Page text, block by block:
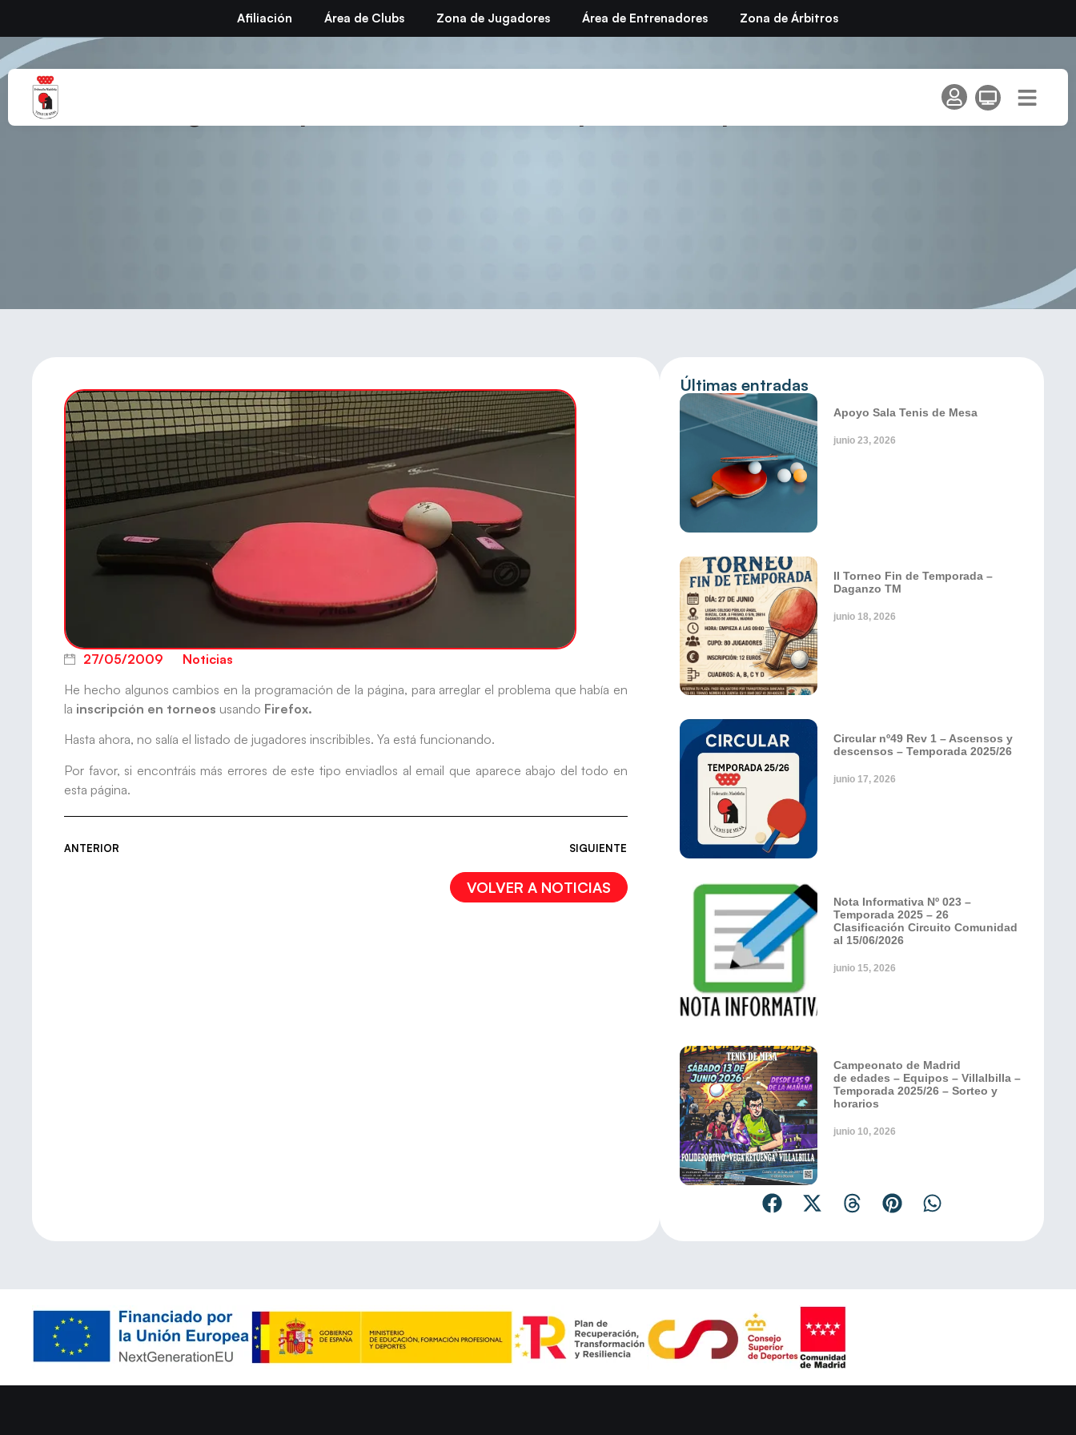
Afiliación Área de Clubs Zona de Jugadores Área de Entrenadores Zona de Árbitros
Arreglado el problema en Firefox para inscripción en torneos
27/05/2009
Noticias
He hecho algunos cambios en la programación de la página, para arreglar el problema que había en
la inscripción en torneos usando Firefox.
Hasta ahora, no salía el listado de jugadores inscribibles. Ya está funcionando.
Por favor, si encontráis más errores de este tipo enviadlos al email que aparece abajo del todo en
esta página.
ANTERIOR SIGUIENTE
VOLVER A NOTICIAS
Últimas entradas
Apoyo Sala Tenis de Mesa
junio 23, 2026
II Torneo Fin de Temporada –
Daganzo TM
junio 18, 2026
Circular nº49 Rev 1 – Ascensos y
descensos – Temporada 2025/26
junio 17, 2026
Nota Informativa Nº 023 –
Temporada 2025 – 26
Clasificación Circuito Comunidad
al 15/06/2026
junio 15, 2026
Campeonato de Madrid
de edades – Equipos – Villalbilla –
Temporada 2025/26 – Sorteo y
horarios
junio 10, 2026